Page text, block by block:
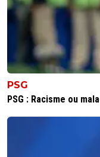
PSG
PSG : Racisme ou